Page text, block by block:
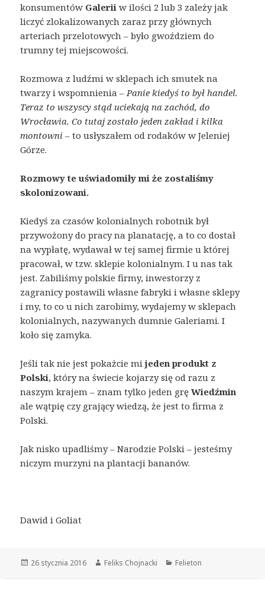
konsumentów Galerii w ilości 2 lub 3 zależy jak
liczyć zlokalizowanych zaraz przy głównych
arteriach przelotowych – było gwoździem do
trumny tej miejscowości.
Rozmowa z ludźmi w sklepach ich smutek na
twarzy i wspomnienia –Panie kiedyś to był handel.
Teraz to wszyscy stąd uciekają na zachód, do
Wrocławia. Co tutaj zostało jeden zakład i kilka
montowni – to usłyszałem od rodaków w Jeleniej
Górze.
Rozmowy te uświadomiły mi że zostaliśmy
skolonizowani.
Kiedyś za czasów kolonialnych robotnik był
przywożony do pracy na planatację, a to co dostał
na wypłatę, wydawał w tej samej firmie u której
pracował, w tzw. sklepie kolonialnym. I u nas tak
jest. Zabiliśmy polskie firmy, inwestorzy z
zagranicy postawili własne fabryki i własne sklepy
i my, to co u nich zarobimy, wydajemy w sklepach
kolonialnych, nazywanych dumnie Galeriami. I
koło się zamyka.
Jeśli tak nie jest pokażcie mijeden produkt z
Polski, który na świecie kojarzy się od razu z
naszym krajem – znam tylko jeden gręWiedźmin
ale wątpię czy grający wiedzą, że jest to firma z
Polski.
Jak nisko upadliśmy – Narodzie Polski – jesteśmy
niczym murzyni na plantacji bananów.
Dawid i Goliat
Opublikowano
26 stycznia 2016 Autor
Feliks Chojnacki Kategorie
Felieton